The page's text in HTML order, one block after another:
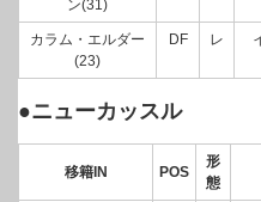
ン(31)
カラム・エルダー
(23)
DF レ
●ニューカッスル
移籍IN POS
形
態